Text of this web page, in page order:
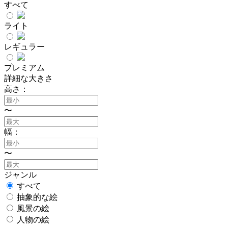
すべて
ライト
レギュラー
プレミアム
詳細な大きさ
高さ：
〜
幅：
〜
ジャンル
すべて
抽象的な絵
風景の絵
人物の絵